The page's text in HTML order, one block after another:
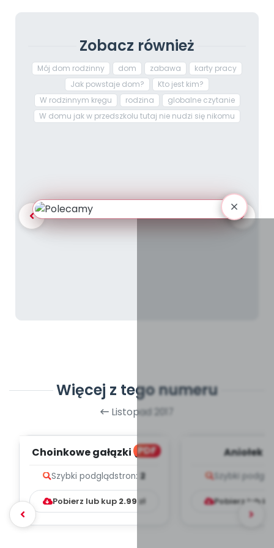
Zobacz również
Mój dom rodzinny dom zabawa
karty pracy
Jak powstaje dom?
Kto jest kim?
W rodzinnym kręgu
rodzina
globalne czytanie
W domu jak w przedszkolu tutaj nie nudzi się nikomu
Więcej z tego numeru
Listopad 2017
PDF
Choinkowe gałązki (PD)
Szybki podglądstron: 2
Pobierz lub kup 2.99 zł
Aniołek
Szybki
Pobierz lub